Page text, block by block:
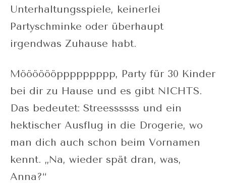
Unterhaltungsspiele, keinerlei
Partyschminke oder überhaupt
irgendwas Zuhause habt.
Mööööööppppppppp, Party für 30 Kinder
bei dir zu Hause und es gibt NICHTS.
Das bedeutet: Streessssss und ein
hektischer Ausflug in die Drogerie, wo
man dich auch schon beim Vornamen
kennt. „Na, wieder spät dran, was,
Anna?“